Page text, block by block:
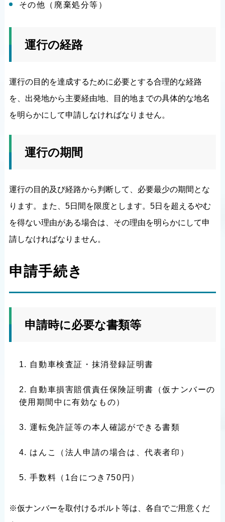
その他（廃棄処分等）
運行の経路
運行の目的を達成するために必要とする合理的な経路
を、出発地から主要経由地、目的地までの具体的な地名
を明らかにして申請しなければなりません。
運行の期間
運行の目的及び経路から判断して、必要最少の期間とな
ります。また、5日間を限度とします。5日を超えるやむ
を得ない理由がある場合は、その理由を明らかにして申
請しなければなりません。
申請手続き
申請時に必要な書類等
自動車検査証・抹消登録証明書
自動車損害賠償責任保険証明書（仮ナンバーの
使用期間中に有効なもの）
運転免許証等の本人確認ができる書類
はんこ（法人申請の場合は、代表者印）
手数料（1台につき750円）
※仮ナンバーを取付けるボルト等は、各自でご用意くだ